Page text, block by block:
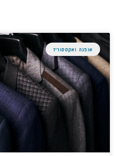
אופנה ואקססוריז